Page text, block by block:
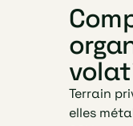
Terrain
elles